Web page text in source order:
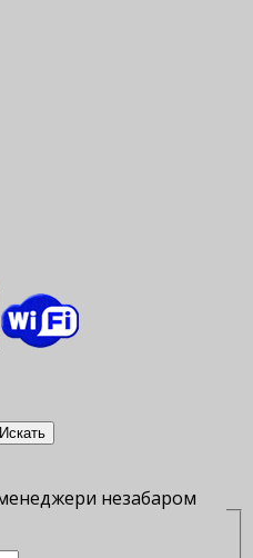
Искать
незабаром